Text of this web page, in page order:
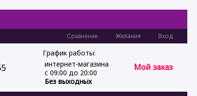
Сравнение Желания Вход
График работы:
интернет-магазина
с 09:00 до 20:00
Без выходных
Мой заказ